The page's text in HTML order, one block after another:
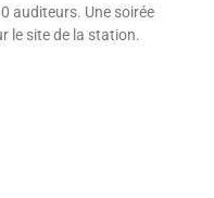
auditeurs. Une soirée
le site de la station.